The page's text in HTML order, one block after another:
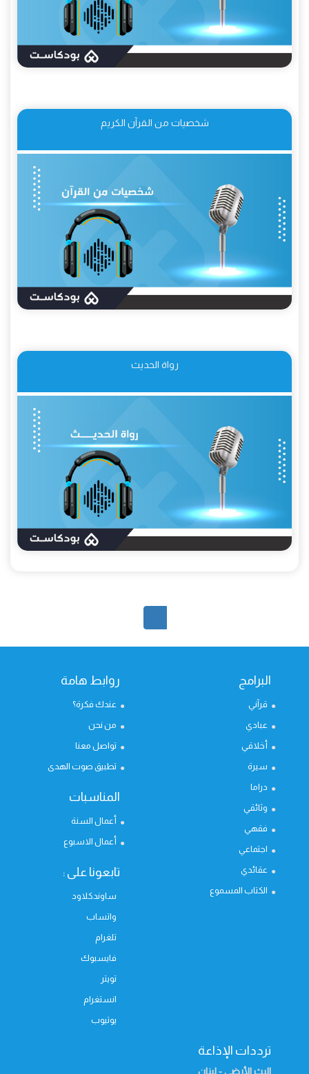
شخصيات من القرآن الكريم
رواة الحديث
البرامج
قرآني
عبادي
أخلاقي
سيرة
دراما
وثائقي
فقهي
اجتماعي
عقائدي
الكتاب المسموع
روابط هامة
عندك فكرة؟
من نحن
تواصل معنا
تطبيق صوت الهدى
المناسبات
أعمال السنة
أعمال الاسبوع
تابعونا على :
ساوندكلاود
واتساب
تلغرام
فايسبوك
تويتر
انستغرام
يوتيوب
ترددات الإذاعة
البث الأرضي - لبنان